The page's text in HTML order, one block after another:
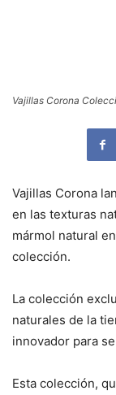
Vajillas Corona
Vajillas Corona
en las texturas
mármol natural
colección.
La colección
naturales de la
innovador para
Esta colección,